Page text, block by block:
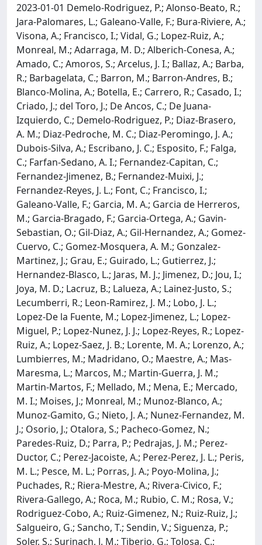
2023-01-01 Demelo-Rodriguez, P.; Alonso-Beato, R.;
Jara-Palomares, L.; Galeano-Valle, F.; Bura-Riviere, A.;
Visona, A.; Francisco, I.; Vidal, G.; Lopez-Ruiz, A.;
Monreal, M.; Adarraga, M. D.; Alberich-Conesa, A.;
Amado, C.; Amoros, S.; Arcelus, J. I.; Ballaz, A.; Barba,
R.; Barbagelata, C.; Barron, M.; Barron-Andres, B.;
Blanco-Molina, A.; Botella, E.; Carrero, R.; Casado, I.;
Criado, J.; del Toro, J.; De Ancos, C.; De Juana-
Izquierdo, C.; Demelo-Rodriguez, P.; Diaz-Brasero,
A. M.; Diaz-Pedroche, M. C.; Diaz-Peromingo, J. A.;
Dubois-Silva, A.; Escribano, J. C.; Esposito, F.; Falga,
C.; Farfan-Sedano, A. I.; Fernandez-Capitan, C.;
Fernandez-Jimenez, B.; Fernandez-Muixi, J.;
Fernandez-Reyes, J. L.; Font, C.; Francisco, I.;
Galeano-Valle, F.; Garcia, M. A.; Garcia de Herreros,
M.; Garcia-Bragado, F.; Garcia-Ortega, A.; Gavin-
Sebastian, O.; Gil-Diaz, A.; Gil-Hernandez, A.; Gomez-
Cuervo, C.; Gomez-Mosquera, A. M.; Gonzalez-
Martinez, J.; Grau, E.; Guirado, L.; Gutierrez, J.;
Hernandez-Blasco, L.; Jaras, M. J.; Jimenez, D.; Jou, I.;
Joya, M. D.; Lacruz, B.; Lalueza, A.; Lainez-Justo, S.;
Lecumberri, R.; Leon-Ramirez, J. M.; Lobo, J. L.;
Lopez-De la Fuente, M.; Lopez-Jimenez, L.; Lopez-
Miguel, P.; Lopez-Nunez, J. J.; Lopez-Reyes, R.; Lopez-
Ruiz, A.; Lopez-Saez, J. B.; Lorente, M. A.; Lorenzo, A.;
Lumbierres, M.; Madridano, O.; Maestre, A.; Mas-
Maresma, L.; Marcos, M.; Martin-Guerra, J. M.;
Martin-Martos, F.; Mellado, M.; Mena, E.; Mercado,
M. I.; Moises, J.; Monreal, M.; Munoz-Blanco, A.;
Munoz-Gamito, G.; Nieto, J. A.; Nunez-Fernandez, M.
J.; Osorio, J.; Otalora, S.; Pacheco-Gomez, N.;
Paredes-Ruiz, D.; Parra, P.; Pedrajas, J. M.; Perez-
Ductor, C.; Perez-Jacoiste, A.; Perez-Perez, J. L.; Peris,
M. L.; Pesce, M. L.; Porras, J. A.; Poyo-Molina, J.;
Puchades, R.; Riera-Mestre, A.; Rivera-Civico, F.;
Rivera-Gallego, A.; Roca, M.; Rubio, C. M.; Rosa, V.;
Rodriguez-Cobo, A.; Ruiz-Gimenez, N.; Ruiz-Ruiz, J.;
Salgueiro, G.; Sancho, T.; Sendin, V.; Siguenza, P.;
Soler, S.; Surinach, J. M.; Tiberio, G.; Tolosa, C.;